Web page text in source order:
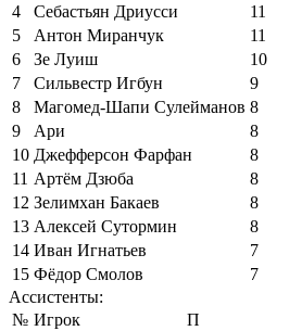
4
Себастьян Дриусси
11
5
Антон Миранчук
11
6
Зе Луиш
10
7
Сильвестр Игбун
9
8
Магомед-Шапи Сулейманов 8
9
Ари
8
10 Джефферсон Фарфан
8
11 Артём Дзюба
8
12 Зелимхан Бакаев
8
13 Алексей Сутормин
8
14 Иван Игнатьев
7
15 Фёдор Смолов
7
Ассистенты:
№ Игрок
П